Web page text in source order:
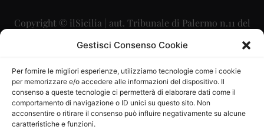
Gestisci Consenso Cookie
Per fornire le migliori esperienze, utilizziamo tecnologie come i cookie
per memorizzare e/o accedere alle informazioni del dispositivo. Il
consenso a queste tecnologie ci permetterà di elaborare dati come il
comportamento di navigazione o ID unici su questo sito. Non
acconsentire o ritirare il consenso può influire negativamente su alcune
caratteristiche e funzioni.
Copyright © ilSicilia | aut. Tribunale di Palermo n.11 del
29/09/2015
Direttore Editoriale: Maurizio Scaglione
Direttore Responsabile: Maria Calabrese